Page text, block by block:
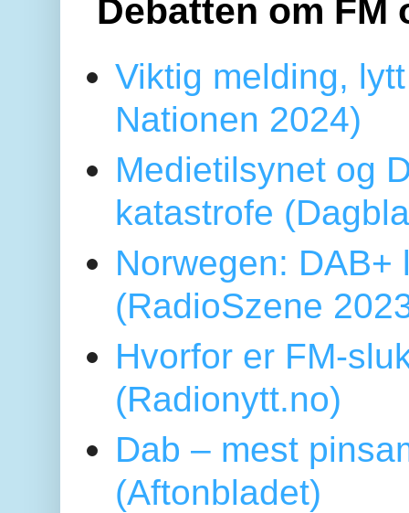
Debatten om
Viktig melding,
Nationen 2024)
Medietilsynet og
katastrofe
Norwegen:
(RadioSzene
Hvorfor er FM-
(Radionytt.no)
Dab – mest
(Aftonbladet)